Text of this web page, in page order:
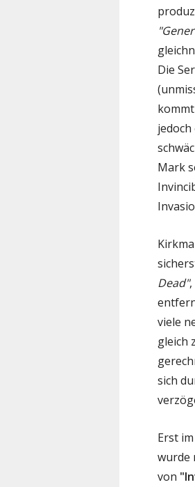
Die
Mark
Dead"
viele
gleich
sich
Erst
wurde
von